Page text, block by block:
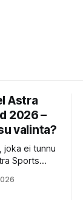
Astra
2026 –
valinta?
joka ei tunnu
Sports
Hyvä